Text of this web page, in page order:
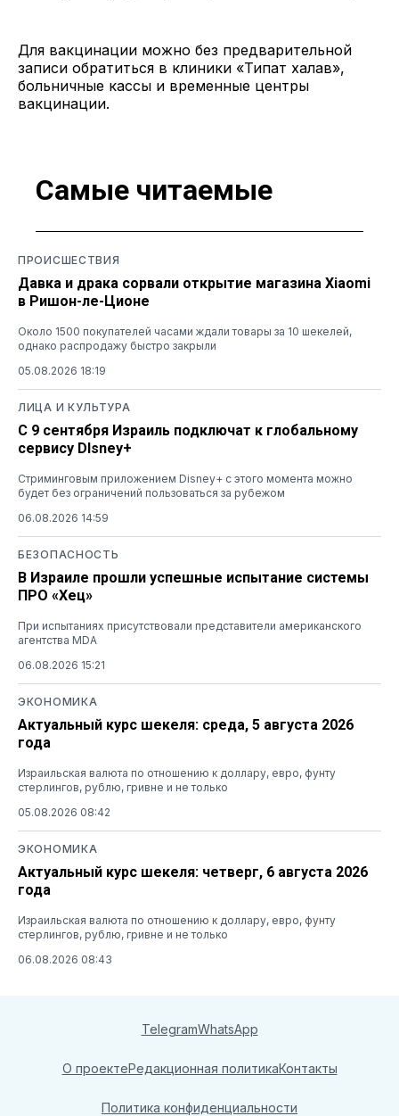
Для вакцинации можно без предварительной
записи обратиться в клиники «Типат халав»,
больничные кассы и временные центры
вакцинации.
Самые читаемые
ПРОИСШЕСТВИЯ
Давка и драка сорвали открытие магазина Xiaomi
в Ришон-ле-Ционе
Около 1500 покупателей часами ждали товары за 10 шекелей,
однако распродажу быстро закрыли
05.08.2026 18:19
ЛИЦА И КУЛЬТУРА
С 9 сентября Израиль подключат к глобальному
сервису DIsney+
Стриминговым приложением Disney+ с этого момента можно
будет без ограничений пользоваться за рубежом
06.08.2026 14:59
БЕЗОПАСНОСТЬ
В Израиле прошли успешные испытание системы
ПРО «Хец»
При испытаниях присутствовали представители американского
агентства MDA
06.08.2026 15:21
ЭКОНОМИКА
Актуальный курс шекеля: среда, 5 августа 2026
года
Израильская валюта по отношению к доллару, евро, фунту
стерлингов, рублю, гривне и не только
05.08.2026 08:42
ЭКОНОМИКА
Актуальный курс шекеля: четверг, 6 августа 2026
года
Израильская валюта по отношению к доллару, евро, фунту
стерлингов, рублю, гривне и не только
06.08.2026 08:43
TelegramWhatsApp
О проектеРедакционная политикаКонтакты
Политика конфиденциальности